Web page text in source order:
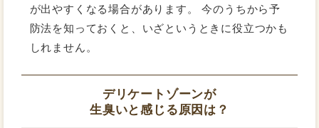
が出やすくなる場合があります。 今のうちから予
防法を知っておくと、いざというときに役立つかも
しれません。
デリケートゾーンが
生臭いと感じる原因は？